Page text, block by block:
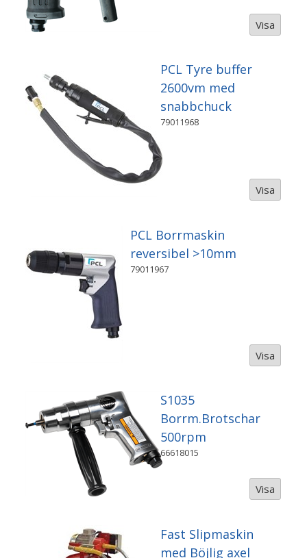
Visa
PCL Tyre buffer
2600vm med
snabbchuck
79011968
Visa
PCL Borrmaskin
reversibel >10mm
79011967
Visa
S1035
Borrm.Brotschar
500rpm
66618015
Visa
Fast Slipmaskin
med Böjlig axel